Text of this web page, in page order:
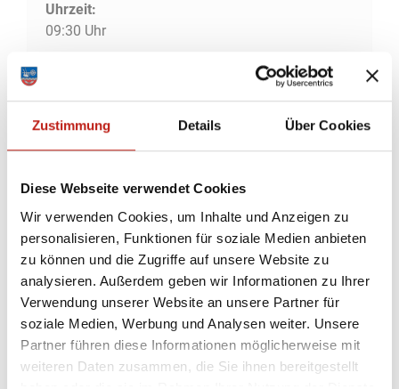
Zustimmung Details Über Cookies
Diese Webseite verwendet Cookies
Wir verwenden Cookies, um Inhalte und Anzeigen zu
personalisieren, Funktionen für soziale Medien anbieten
zu können und die Zugriffe auf unsere Website zu
analysieren. Außerdem geben wir Informationen zu Ihrer
Verwendung unserer Website an unsere Partner für
soziale Medien, Werbung und Analysen weiter. Unsere
Partner führen diese Informationen möglicherweise mit
weiteren Daten zusammen, die Sie ihnen bereitgestellt
Uhrzeit:
09:30 Uhr
Philippus Kirche, Dorfplatz 8, Schwentinental
Veranstaltung, Gottesdienste
+
−